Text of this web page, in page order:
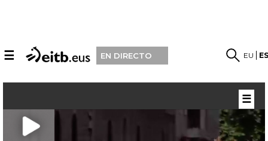
☰ EN DIRECTO EU
☰